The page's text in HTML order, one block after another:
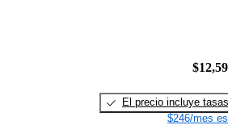
El precio incluye tasas
$246/mes